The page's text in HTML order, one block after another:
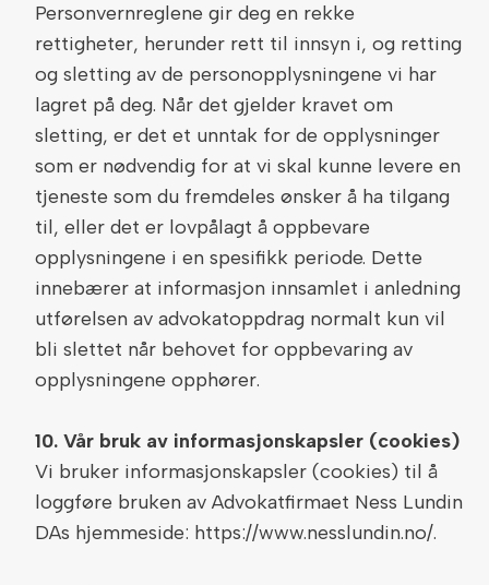
Personvernreglene gir deg en rekke
rettigheter, herunder rett til innsyn i, og retting
og sletting av de personopplysningene vi har
lagret på deg. Når det gjelder kravet om
sletting, er det et unntak for de opplysninger
som er nødvendig for at vi skal kunne levere en
tjeneste som du fremdeles ønsker å ha tilgang
til, eller det er lovpålagt å oppbevare
opplysningene i en spesifikk periode. Dette
innebærer at informasjon innsamlet i anledning
utførelsen av advokatoppdrag normalt kun vil
bli slettet når behovet for oppbevaring av
opplysningene opphører.
10. Vår bruk av informasjonskapsler (cookies)
Vi bruker informasjonskapsler (cookies) til å
loggføre bruken av Advokatfirmaet Ness Lundin
DAs hjemmeside: https://www.nesslundin.no/.